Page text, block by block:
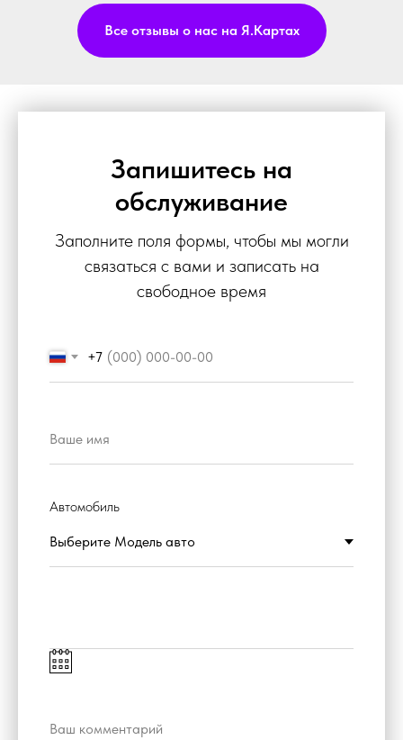
Все отзывы о нас на Я.Картах
Запишитесь на
обслуживание
Заполните поля формы, чтобы мы могли
связаться с вами и записать на
свободное время
+7
Автомобиль